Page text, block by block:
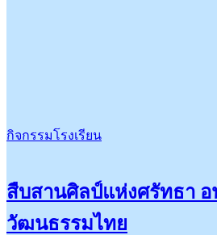
กิจกรรมโรงเรียน
สืบสานศิลป์แห่งศรัทธา
วัฒนธรรมไทย